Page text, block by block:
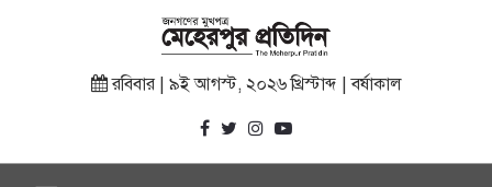
রবিবার | ৯ই আগস্ট, ২০২৬ খ্রিস্টাব্দ | বর্ষাকাল